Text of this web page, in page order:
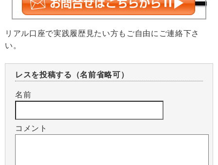
リアル口座で実践履歴見たい方もご自由にご連絡下さ
い。
レスを投稿する（名前省略可）
名前
コメント